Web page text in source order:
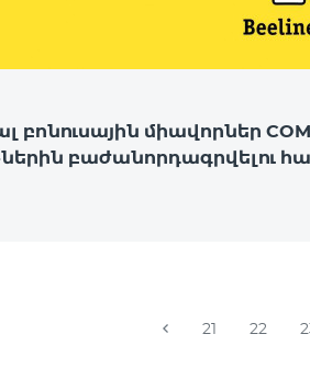
բոնուսային միավորներ
բաժանորդագրվելու
21 22